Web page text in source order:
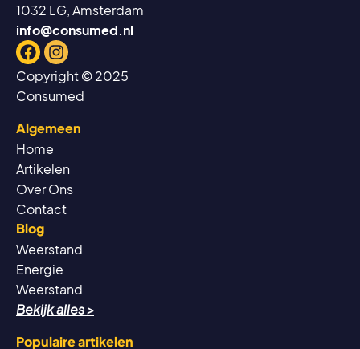
1032 LG, Amsterdam
info@consumed.nl
Facebook
Instagram
Copyright © 2025
Consumed
Algemeen
Home
Artikelen
Over Ons
Contact
Blog
Weerstand
Energie
Weerstand
Bekijk alles >
Populaire artikelen